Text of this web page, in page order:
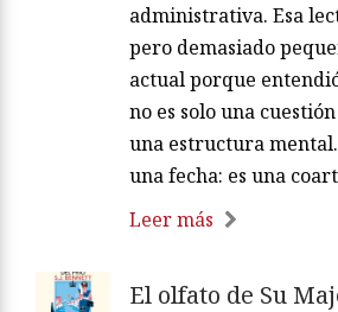
administrativa. Esa
pero demasiado
actual porque
no es solo una
una estructura
una fecha: es una
Leer más
El olfato de Su